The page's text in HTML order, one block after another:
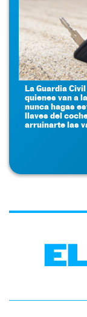
La Guardia
quienes van a
nunca hagas
llaves del
arruinarte las